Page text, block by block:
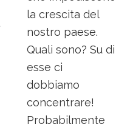
la crescita del
nostro paese.
Quali sono? Su di
esse ci
dobbiamo
concentrare!
Probabilmente